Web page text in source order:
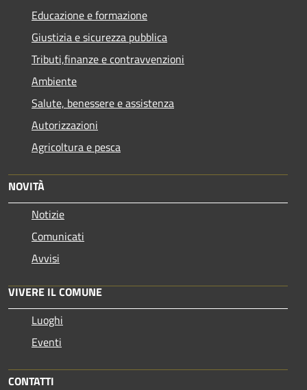
Educazione e formazione
Giustizia e sicurezza pubblica
Tributi,finanze e contravvenzioni
Ambiente
Salute, benessere e assistenza
Autorizzazioni
Agricoltura e pesca
NOVITÀ
Notizie
Comunicati
Avvisi
VIVERE IL COMUNE
Luoghi
Eventi
CONTATTI